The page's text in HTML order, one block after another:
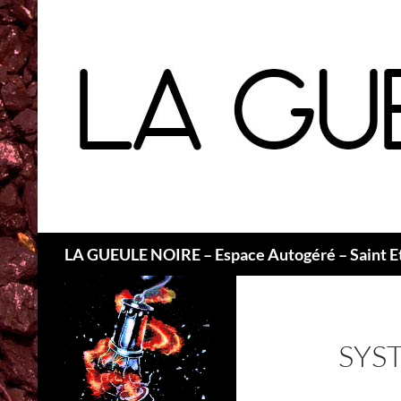
LA GUEULE NOIRE – Espace Autogéré – Saint